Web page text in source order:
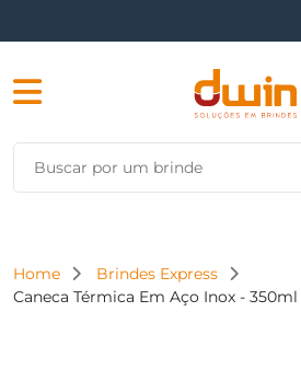
Home
Brindes Express
Caneca Térmica Em Aço Inox -